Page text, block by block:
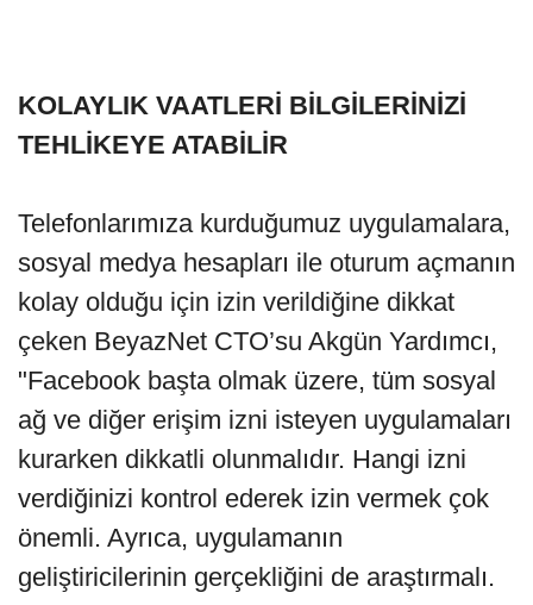
KOLAYLIK VAATLERİ BİLGİLERİNİZİ
TEHLİKEYE ATABİLİR
Telefonlarımıza kurduğumuz uygulamalara,
sosyal medya hesapları ile oturum açmanın
kolay olduğu için izin verildiğine dikkat
çeken BeyazNet CTO’su Akgün Yardımcı,
"Facebook başta olmak üzere, tüm sosyal
ağ ve diğer erişim izni isteyen uygulamaları
kurarken dikkatli olunmalıdır. Hangi izni
verdiğinizi kontrol ederek izin vermek çok
önemli. Ayrıca, uygulamanın
geliştiricilerinin gerçekliğini de araştırmalı.